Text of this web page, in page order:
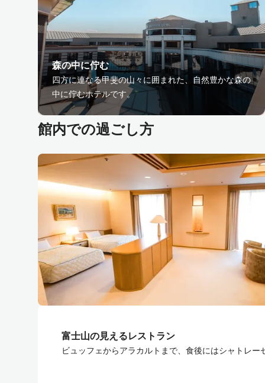
森の中に佇む
四方に連なる甲斐の山々に囲まれた、自然豊かな森の
中に佇むホテルです。
館内での過ごし方
富士山の見えるレストラン
ビュッフェからアラカルトまで、食後にはシャトレ